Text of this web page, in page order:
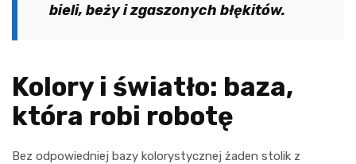
bieli, beży i zgaszonych błękitów.
Kolory i światło: baza,
która robi robotę
Bez odpowiedniej bazy kolorystycznej żaden stolik z